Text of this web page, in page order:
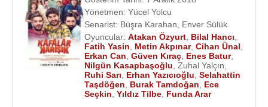
Çocuğuna sahip oldu.
Filmleri ve Dizileri
Yapımcı:
2007 - Umutlar Tükenmeden (TV Dizisi)
2024 - Satılık Değildir (Hakkı Enişte) (Sinema Filmi)
Yönetmen: Yücel Yolcu
Senarist: Büşra Karahan
Enver Sülük
Oyuncular: Atakan Özyurt Bilal Hancı
Fatih Yasin
Metin Akpınar, Cihan Ünal
Erkan Can Güven Kıraç Enes Batur,
Nilgün Kasapbaşoğlu Zuhal Yalçın
Ruhi Sarı
Erhan Yazıcıoğlu Selahattin
Taşdöğen
Burak Tamdoğan
Ece
Seçkin Yıldız Tilbe Funda Arar